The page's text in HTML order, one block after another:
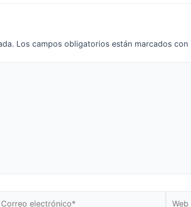
Los campos obligatorios están marcados con